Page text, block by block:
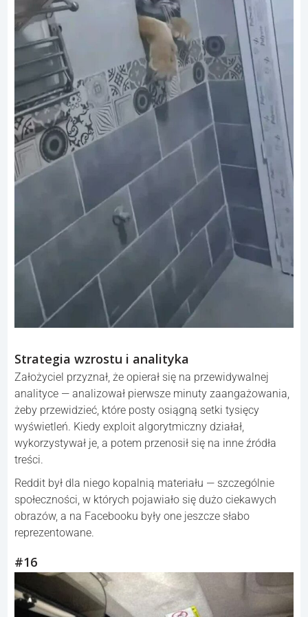
Strategia wzrostu i analityka
Założyciel przyznał, że opierał się na przewidywalnej
analityce — analizował pierwsze minuty zaangażowania,
żeby przewidzieć, które posty osiągną setki tysięcy
wyświetleń. Kiedy exploit algorytmiczny działał,
wykorzystywał je, a potem przenosił się na inne źródła
treści.
Reddit był dla niego kopalnią materiału — szczególnie
społeczności, w których pojawiało się dużo ciekawych
obrazów, a na Facebooku były one jeszcze słabo
reprezentowane.
#16